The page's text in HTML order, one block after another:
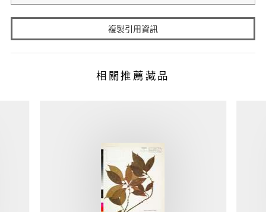
複製引用資訊
相關推薦藏品